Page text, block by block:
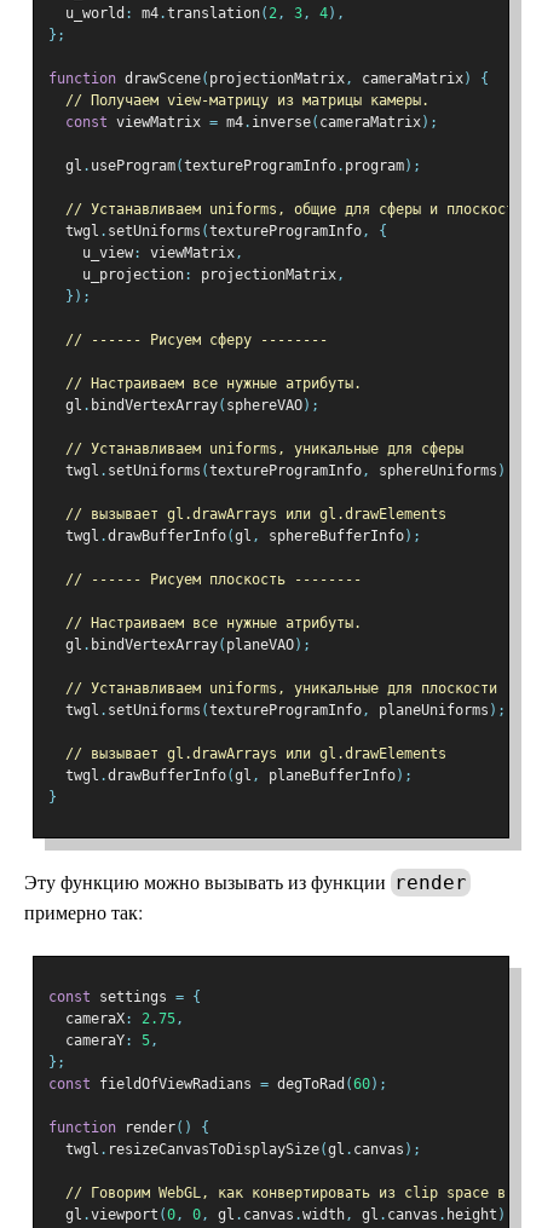
  u_world
: m4.translation( 2, 3, 4),
};
function drawScene( projectionMatrix, cameraMatrix)
{
// Получаем view-матрицу из матрицы камеры.
const viewMatrix = m4. inverse( cameraMatrix);
  gl
. useProgram(textureProgramInfo. program);
// Устанавливаем uniforms, общие для сферы и плоскости
  twgl
. setUniforms (textureProgramInfo,
{
    u_view
: viewMatrix,
    u_projection
: projectionMatrix,
});
// ------ Рисуем сферу --------
// Настраиваем все нужные атрибуты.
  gl
. bindVertexArray( sphereVAO);
// Устанавливаем uniforms, уникальные для сферы
  twgl
. setUniforms (textureProgramInfo, sphereUniforms );
// вызывает gl.drawArrays или gl.drawElements
  twgl
.drawBufferInfo(gl , sphereBufferInfo);
// ------ Рисуем плоскость --------
// Настраиваем все нужные атрибуты.
  gl
. bindVertexArray( planeVAO);
// Устанавливаем uniforms, уникальные для плоскости
  twgl
. setUniforms (textureProgramInfo, planeUniforms );
// вызывает gl.drawArrays или gl.drawElements
  twgl
.drawBufferInfo(gl , planeBufferInfo);
}
Эту функцию можно вызывать из функции render
примерно так:
const settings = {
  cameraX
: 2.75,
  cameraY
: 5,
};
const fieldOfViewRadians = degToRad (60);
function render()
{
  twgl
. resizeCanvasToDisplaySize(gl . canvas );
// Говорим WebGL, как конвертировать из clip space в
  gl
.viewport (0, 0, gl . canvas .width, gl . canvas . height );